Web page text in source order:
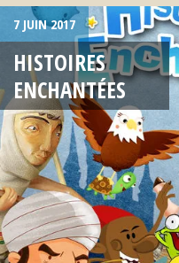
7 JUIN 2017
HISTOIRES
ENCHANTÉES